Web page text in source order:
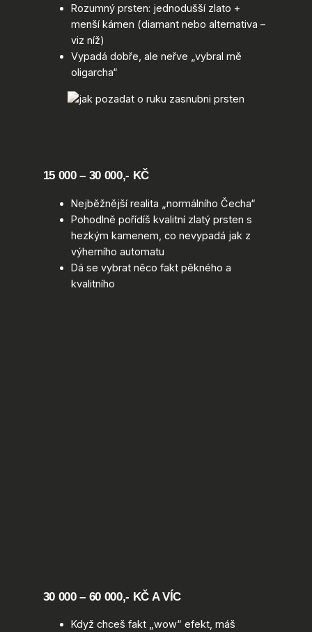
Rozumný prsten: jednodušší zlato +
menší kámen (diamant nebo alternativa –
viz níž)
Vypadá dobře, ale neřve „vybral mě
oligarcha“
15 000 – 30 000,- KČ
Nejběžnější realita „normálního Čecha“
Pohodlně pořídíš kvalitní zlatý prsten s
hezkým kamenem, co nevypadá jak z
výherního automatu
Dá se vybrat něco fakt pěkného a
kvalitního
30 000 – 60 000,- KČ A VÍC
Když chceš fakt „wow“ efekt, máš